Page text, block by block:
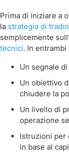
Prima di iniziare a
la strategia di
semplicemente
tecnici. In
Un segnale
Un obiettivo
chiudere la
Un livello di
operazione
Istruzioni per
in base al